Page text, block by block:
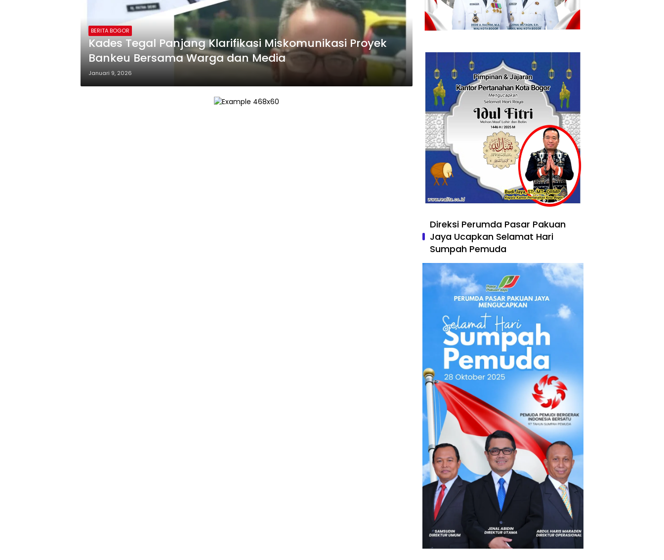
BERITA BOGOR
Kades Tegal Panjang Klarifikasi Miskomunikasi Proyek
Bankeu Bersama Warga dan Media
Januari 9, 2026
Direksi Perumda Pasar Pakuan
Jaya Ucapkan Selamat Hari
Sumpah Pemuda